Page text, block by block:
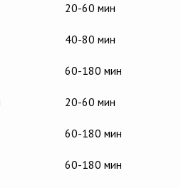
20-60 мин
40-80 мин
60-180 мин
20-60 мин
60-180 мин
60-180 мин